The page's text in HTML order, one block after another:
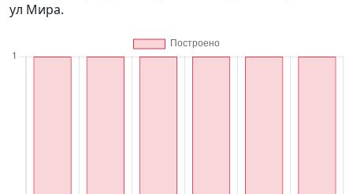
ул Мира.